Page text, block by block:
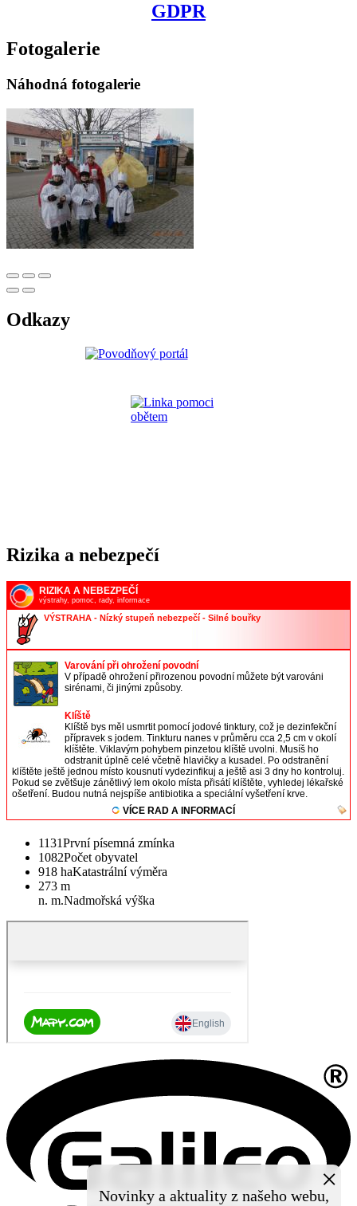
Novinky a aktuality z našeho webu,
×
GDPR
Fotogalerie
Náhodná fotogalerie
Odkazy
Rizika a nebezpečí
1131První písemná zmínka
1082Počet obyvatel
918 haKatastrální výměra
273 m
n. m.Nadmořská výška